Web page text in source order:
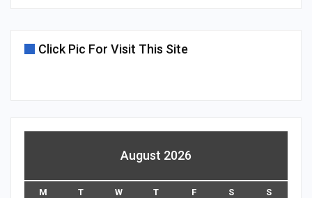
Click Pic For Visit This Site
August 2026
M T W T F S S